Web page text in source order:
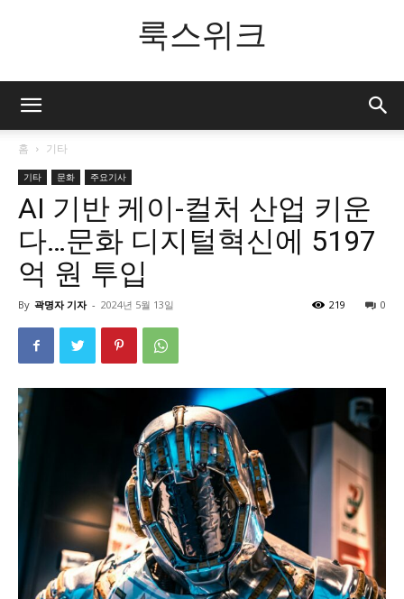
룩스위크
홈 기타
기타 문화 주요기사
AI 기반 케이-컬처 산업 키운
다…문화 디지털혁신에 5197
억 원 투입
By 곽명자 기자 - 2024년 5월 13일 0
219